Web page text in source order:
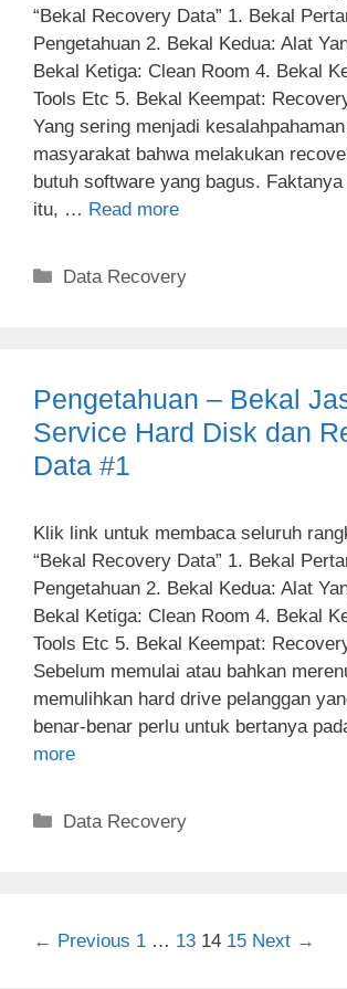
“Bekal Recovery Data” 1. Bekal
Pengetahuan 2. Bekal Kedua: Alat
Bekal Ketiga: Clean Room 4. Bekal
Tools Etc 5. Bekal Keempat:
Yang sering menjadi
masyarakat bahwa melakukan
butuh software yang bagus.
itu, … Read more
Categories
Data Recovery
Pengetahuan – Bekal
Service Hard Disk dan
Data #1
Klik link untuk membaca seluruh
“Bekal Recovery Data” 1. Bekal
Pengetahuan 2. Bekal Kedua: Alat
Bekal Ketiga: Clean Room 4. Bekal
Tools Etc 5. Bekal Keempat:
Sebelum memulai atau bahkan
memulihkan hard drive pelanggan
benar-benar perlu untuk bertanya
more
Categories
Data Recovery
Post
← Previous 1 … 13 14 15 Next →